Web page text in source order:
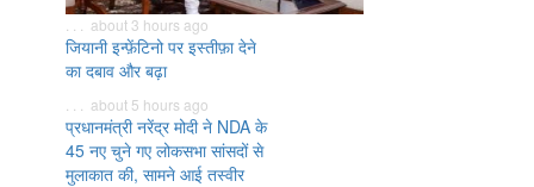
. . . about 3 hours ago
जियानी इन्फ़ेंटिनो पर इस्तीफ़ा देने
का दबाव और बढ़ा
. . . about 5 hours ago
प्रधानमंत्री नरेंद्र मोदी ने NDA के
45 नए चुने गए लोकसभा सांसदों से
मुलाकात की, सामने आई तस्वीर